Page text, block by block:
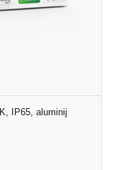
IP65, aluminij